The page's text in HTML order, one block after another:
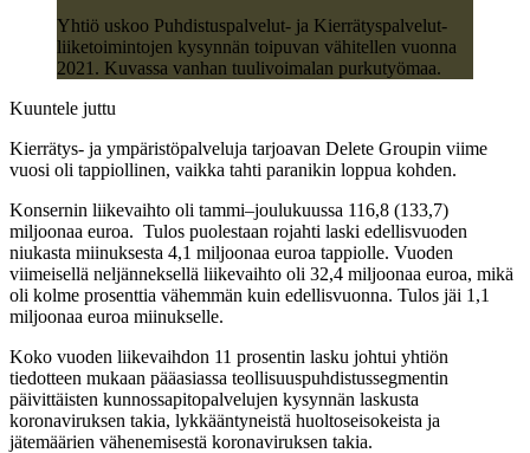
Yhtiö uskoo Puhdistuspalvelut- ja Kierrätyspalvelut-
liiketoimintojen kysynnän toipuvan vähitellen vuonna
2021. Kuvassa vanhan tuulivoimalan purkutyömaa.
Kuuntele juttu
Kierrätys- ja ympäristöpalveluja tarjoavan Delete Groupin viime
vuosi oli tappiollinen, vaikka tahti paranikin loppua kohden.
Konsernin liikevaihto oli tammi–joulukuussa 116,8 (133,7)
miljoonaa euroa. Tulos puolestaan rojahti laski edellisvuoden
niukasta miinuksesta 4,1 miljoonaa euroa tappiolle. Vuoden
viimeisellä neljänneksellä liikevaihto oli 32,4 miljoonaa euroa, mikä
oli kolme prosenttia vähemmän kuin edellisvuonna. Tulos jäi 1,1
miljoonaa euroa miinukselle.
Koko vuoden liikevaihdon 11 prosentin lasku johtui yhtiön
tiedotteen mukaan pääasiassa teollisuuspuhdistussegmentin
päivittäisten kunnossapitopalvelujen kysynnän laskusta
koronaviruksen takia, lykkääntyneistä huoltoseisokeista ja
jätemäärien vähenemisestä koronaviruksen takia.